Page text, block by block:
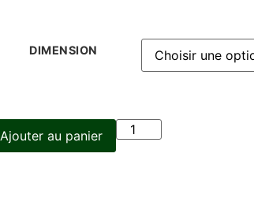
DIMENSION
Ajouter au panier